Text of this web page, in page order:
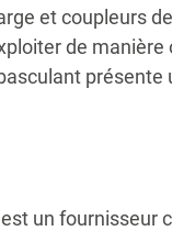
et coupleurs
de
un fournisseur